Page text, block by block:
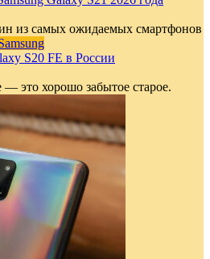
из самых ожидаемых смартфонов
S20 FE в России
— это хорошо забытое старое.